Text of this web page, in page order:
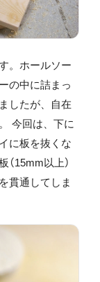
。ホールソー
の中に詰まっ
したが、自在
今回は、下に
に板を抜くな
15mm以上）
貫通してしま